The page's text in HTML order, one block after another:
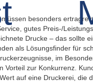
besonders
gutes Preis-/
Drucke – das sollte
als Lösungsfinder für
im
Vorteil zur Konkurrenz.
auf eine Druckerei, die